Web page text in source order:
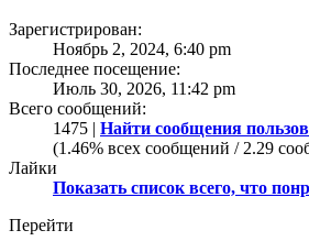
Зарегистрирован:
Ноябрь 2, 2024, 6:40 pm
Последнее посещение:
Июль 30, 2026, 11:42 pm
Всего сообщений:
1475 | Найти сообщения
(1.46% всех сообщений / 2.29
Лайки
Показать список всего, что
Перейти